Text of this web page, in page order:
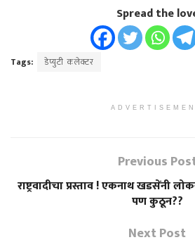
Spread the
Tags: डेप्युटी कलेक्टर
Previous
राष्ट्रवादीचा प्रस्ताव ! एकनाथ खडसेंनी
पण कुठून??
Next Post